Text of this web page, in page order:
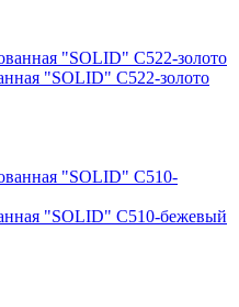
"SOLID" С522-золото
"SOLID" С510-бежевый